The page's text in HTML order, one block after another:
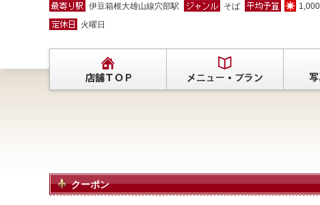
伊豆箱根大雄山線穴部駅 そば
火曜日
クーポン